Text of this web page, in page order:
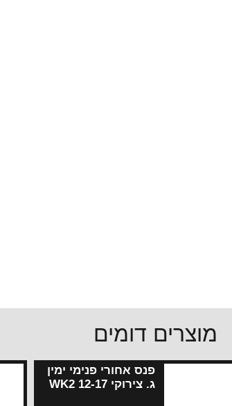
מוצרים דומים
פנס אחורי פנימי ימין
ג. צירוקי WK2 12-17